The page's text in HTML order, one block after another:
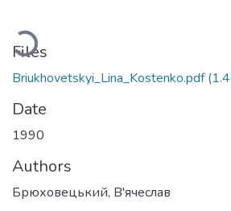
Loading...
Files
Briukhovetskyi_Lina_Kostenko.pdf
Date
1990
Authors
Брюховецький, В'ячеслав